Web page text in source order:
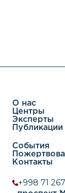
О нас
Центры
Эксперты
Публикации
События
Контакты
+998 71